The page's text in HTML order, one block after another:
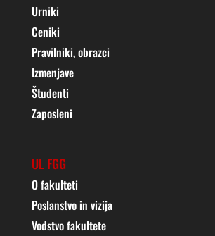
Urniki
Ceniki
Pravilniki, obrazci
Izmenjave
Študenti
Zaposleni
UL FGG
O fakulteti
Poslanstvo in vizija
Vodstvo fakultete